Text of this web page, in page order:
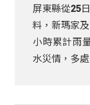
屏東縣從25
料，新瑪家
小時累計雨
水災情，多